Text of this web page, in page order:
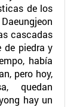
de los
cascadas
de piedra y
había
pero hoy,
quedan
hay un